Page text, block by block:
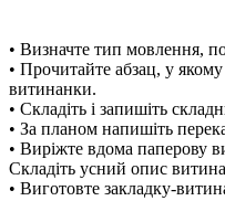
За Н.
• Визначте тип мовлення,
• Прочитайте абзац, у
витинанки.
• Складіть і запишіть
• За планом напишіть
• Виріжте вдома паперову
Складіть усний опис
• Виготовте закладку-